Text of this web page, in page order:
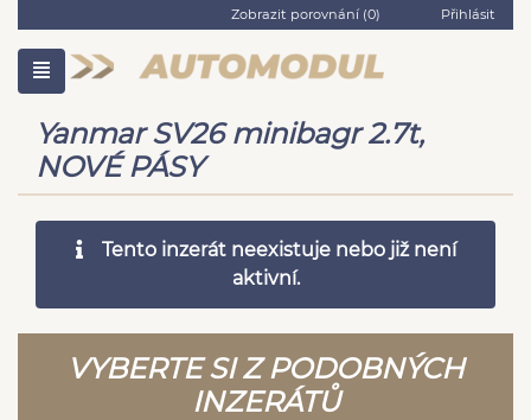
Zobrazit porovnání (0) Přihlásit
Yanmar SV26 minibagr 2.7t,
NOVÉ PÁSY
Tento inzerát neexistuje nebo již není
aktivní.
VYBERTE SI Z PODOBNÝCH
INZERÁTŮ